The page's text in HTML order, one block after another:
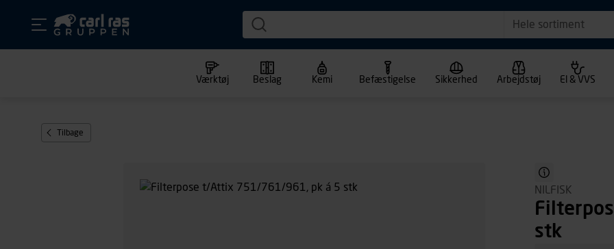
Hele sortiment
Værktøj Beslag Kemi Befæstigelse Sikkerhed Arbejdstøj El & VVS
Tilbage
NILFISK
stk